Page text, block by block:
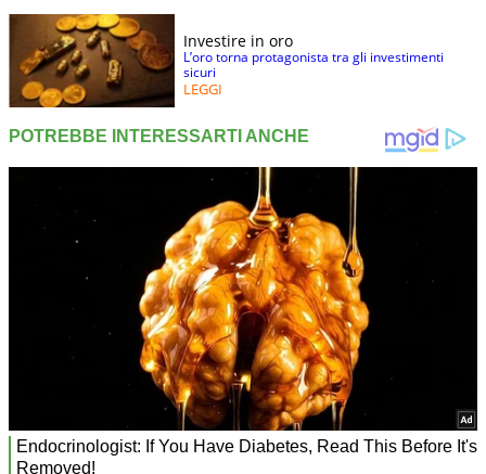
Investire in oro
L’oro torna protagonista tra gli investimenti
sicuri
LEGGI